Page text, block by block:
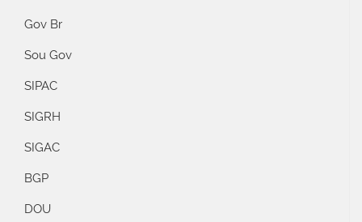
Gov Br
Sou Gov
SIPAC
SIGRH
SIGAC
BGP
DOU